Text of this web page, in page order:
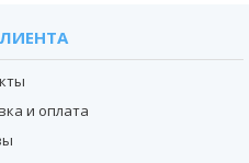
и оплата